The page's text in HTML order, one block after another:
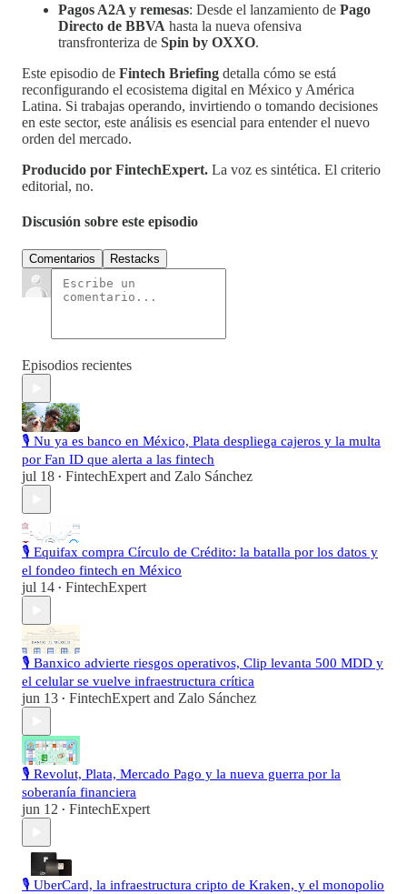
Pagos A2A y remesas: Desde el lanzamiento de Pago
Directo de BBVA hasta la nueva ofensiva
transfronteriza de Spin by OXXO.
Este episodio de Fintech Briefing detalla cómo se está
reconfigurando el ecosistema digital en México y América
Latina. Si trabajas operando, invirtiendo o tomando decisiones
en este sector, este análisis es esencial para entender el nuevo
orden del mercado.
Producido por FintechExpert. La voz es sintética. El criterio
editorial, no.
Discusión sobre este episodio
Comentarios Restacks
Episodios recientes
🎙️ Nu ya es banco en México, Plata despliega cajeros y la multa
por Fan ID que alerta a las fintech
jul 18 • FintechExpert and Zalo Sánchez
🎙️ Equifax compra Círculo de Crédito: la batalla por los datos y
el fondeo fintech en México
jul 14 • FintechExpert
🎙️ Banxico advierte riesgos operativos, Clip levanta 500 MDD y
el celular se vuelve infraestructura crítica
jun 13 • FintechExpert and Zalo Sánchez
🎙️ Revolut, Plata, Mercado Pago y la nueva guerra por la
soberanía financiera
jun 12 • FintechExpert
🎙️ UberCard, la infraestructura cripto de Kraken, y el monopolio